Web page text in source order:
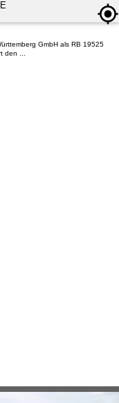
GmbH als RB 19525
den ...